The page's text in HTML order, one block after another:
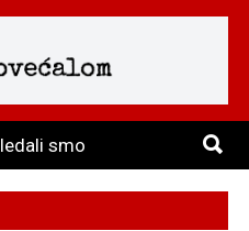
smo